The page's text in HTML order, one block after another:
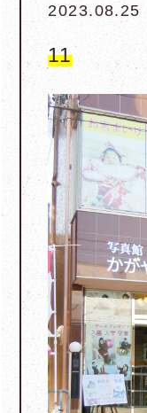
2023.08.25
11